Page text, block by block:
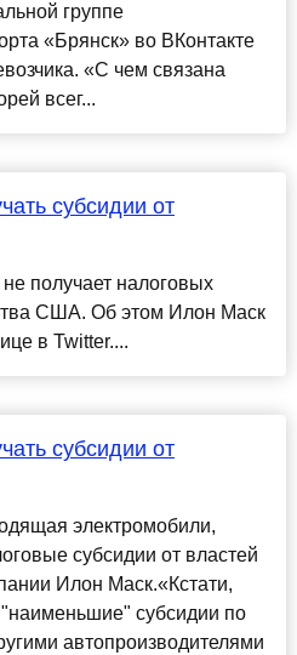
группе
«Брянск» во ВКонтакте
«С чем связана
всег...
субсидии от
получает налоговых
США. Об этом Илон Маск
в Twitter....
субсидии от
электромобили,
субсидии от властей
Илон Маск.«Кстати,
"наименьшие" субсидии по
автопроизводителями